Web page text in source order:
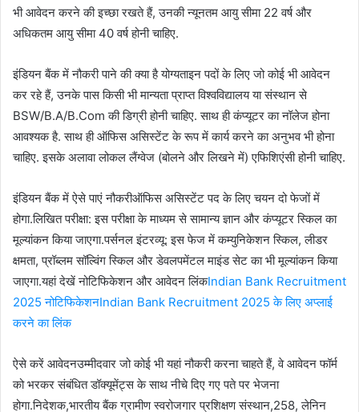
भी आवेदन करने की इच्छा रखते हैं, उनकी न्यूनतम आयु सीमा 22 वर्ष और
अधिकतम आयु सीमा 40 वर्ष होनी चाहिए.
इंडियन बैंक में नौकरी पाने की क्या है योग्यताइन पदों के लिए जो कोई भी आवेदन
कर रहे हैं, उनके पास किसी भी मान्यता प्राप्त विश्वविद्यालय या संस्थान से
BSW/B.A/B.Com की डिग्री होनी चाहिए. साथ ही कंप्यूटर का नॉलेज होना
आवश्यक है. साथ ही ऑफिस असिस्टेंट के रूप में कार्य करने का अनुभव भी होना
चाहिए. इसके अलावा लोकल लैंग्वेज (बोलने और लिखने में) एफिशिएंसी होनी चाहिए.
इंडियन बैंक में ऐसे पाएं नौकरीऑफिस असिस्टेंट पद के लिए चयन दो फेजों में
होगा.लिखित परीक्षा: इस परीक्षा के माध्यम से सामान्य ज्ञान और कंप्यूटर स्किल का
मूल्यांकन किया जाएगा.पर्सनल इंटरव्यू: इस फेज में कम्युनिकेशन स्किल, लीडर
क्षमता, प्रॉब्लम सॉल्विंग स्किल और डेवलपमेंटल माइंड सेट का भी मूल्यांकन किया
जाएगा.यहां देखें नोटिफिकेशन और आवेदन लिंकIndian Bank Recruitment
2025 नोटिफिकेशनIndian Bank Recruitment 2025 के लिए अप्लाई
करने का लिंक
ऐसे करें आवेदनउम्मीदवार जो कोई भी यहां नौकरी करना चाहते हैं, वे आवेदन फॉर्म
को भरकर संबंधित डॉक्यूमेंट्स के साथ नीचे दिए गए पते पर भेजना
होगा.निदेशक,भारतीय बैंक ग्रामीण स्वरोजगार प्रशिक्षण संस्थान,258, लेनिन